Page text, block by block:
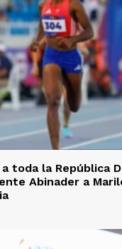
toda la República
Abinader a